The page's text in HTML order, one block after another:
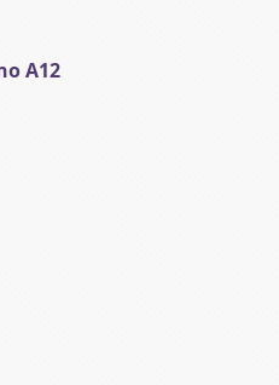
A12